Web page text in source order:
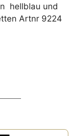
hellblau und
Artnr 9224